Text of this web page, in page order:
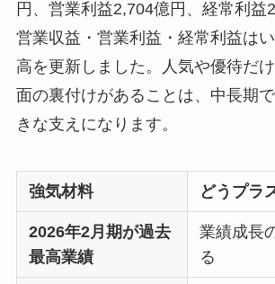
円、営業利益2,704億円、経常利益
営業収益・営業利益・経常利益は
高を更新しました。人気や優待だ
面の裏付けがあることは、中長期
きな支えになります。
強気材料 どうプラ
2026年2月期が過去
最高業績
業績成長
る